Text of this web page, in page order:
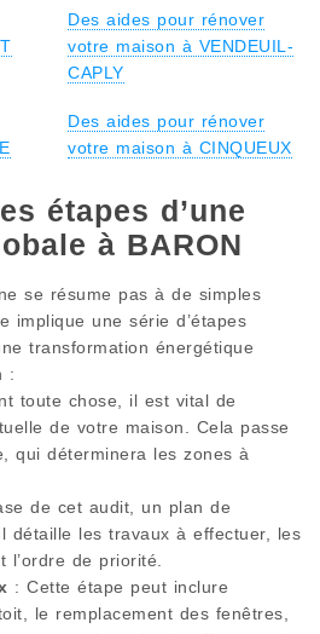
Des aides pour rénover
votre maison à VENDEUIL-
CAPLY
Des aides pour rénover
votre maison à CINQUEUX
étapes d’une
à BARON
se résume pas à de simples
implique une série d’étapes
transformation énergétique
:
toute chose, il est vital de
de votre maison. Cela passe
qui déterminera les zones à
de cet audit, un plan de
détaille les travaux à effectuer, les
l’ordre de priorité.
: Cette étape peut inclure
le remplacement des fenêtres,